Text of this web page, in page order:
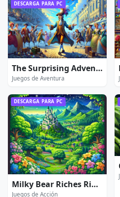
DESCARGA PARA PC
The Surprising Adventures of Munchausen
Juegos de Aventura
DESCARGA PARA PC
Milky Bear Riches Rider 3
Juegos de Acción